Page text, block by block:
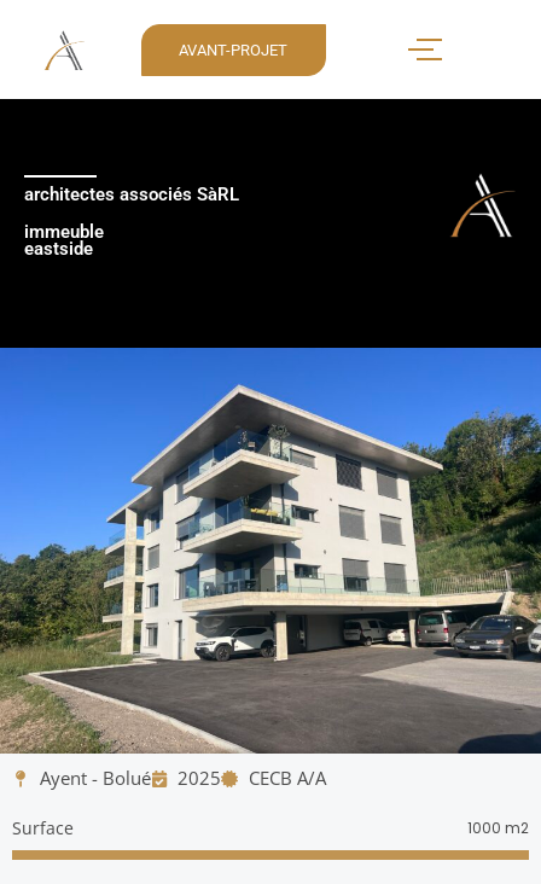
AVANT-PROJET
architectes associés SàRL
immeuble
eastside
Ayent - Bolué 2025 CECB A/A
Surface 1000 m2